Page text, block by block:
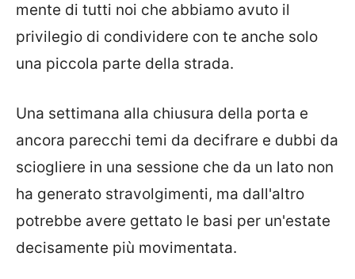
mente di tutti noi che abbiamo avuto il
privilegio di condividere con te anche solo
una piccola parte della strada.
Una settimana alla chiusura della porta e
ancora parecchi temi da decifrare e dubbi da
sciogliere in una sessione che da un lato non
ha generato stravolgimenti, ma dall'altro
potrebbe avere gettato le basi per un'estate
decisamente più movimentata.